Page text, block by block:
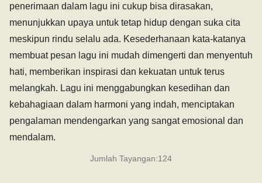
penerimaan dalam lagu ini cukup bisa dirasakan,
menunjukkan upaya untuk tetap hidup dengan suka cita
meskipun rindu selalu ada. Kesederhanaan kata-katanya
membuat pesan lagu ini mudah dimengerti dan menyentuh
hati, memberikan inspirasi dan kekuatan untuk terus
melangkah. Lagu ini menggabungkan kesedihan dan
kebahagiaan dalam harmoni yang indah, menciptakan
pengalaman mendengarkan yang sangat emosional dan
mendalam.
Jumlah Tayangan:124